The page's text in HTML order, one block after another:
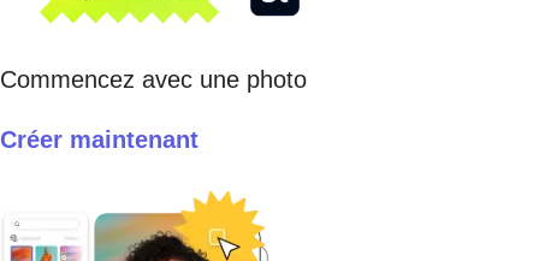
Commencez avec une photo
Créer maintenant